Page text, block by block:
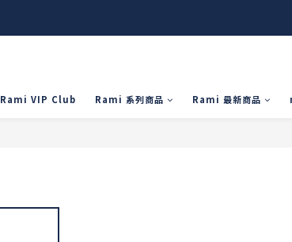
Rami VIP Club Rami 系列商品 Rami 最新商品